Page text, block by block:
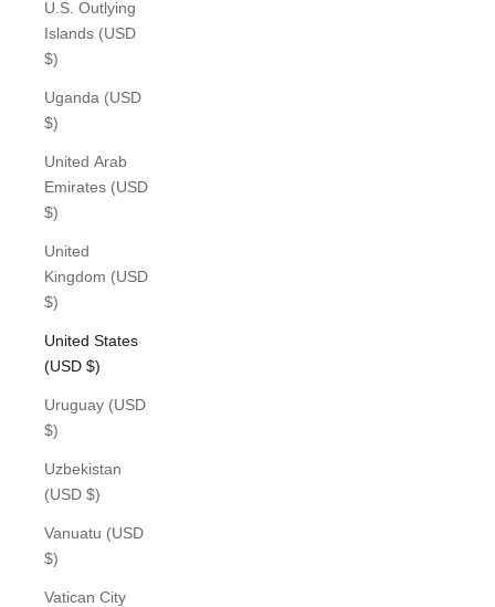
U.S. Outlying
Islands (USD
$)
Uganda (USD
$)
United Arab
Emirates (USD
$)
United
Kingdom (USD
$)
United States
(USD $)
Uruguay (USD
$)
Uzbekistan
(USD $)
Vanuatu (USD
$)
Vatican City